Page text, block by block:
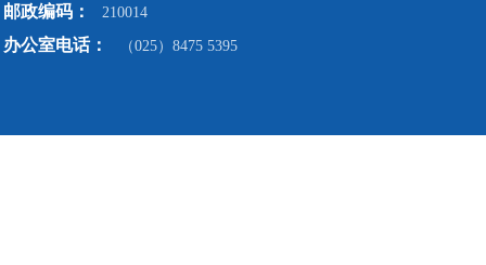
邮政编码： 210014
办公室电话： （025）8475 5395